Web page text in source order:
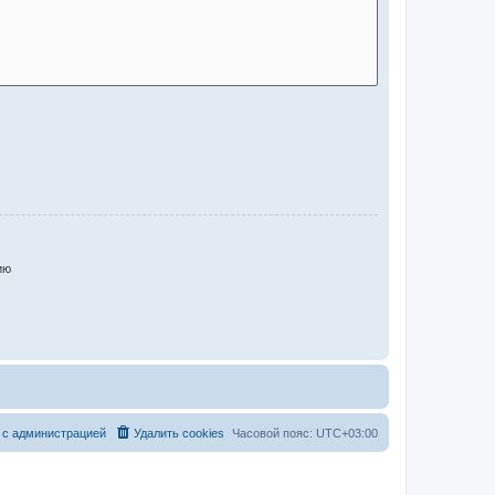
Часовой пояс: UTC+03:00
Удалить cookies
администрацией